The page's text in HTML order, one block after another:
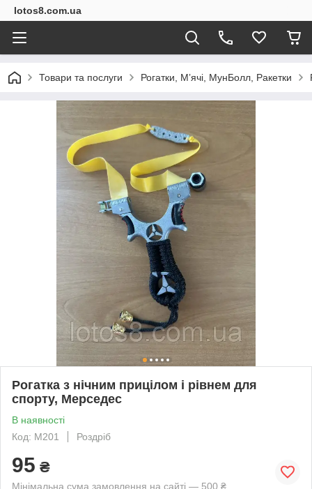
lotos8.com.ua
Товари та послуги Рогатки, Мʼячі, МунБолл, Ракетки
Рогатка з нічним прицілом і рівнем для
спорту, Мерседес
В наявності
Код: М201
Роздріб
95 ₴
Мінімальна сума замовлення на сайті — 500 ₴